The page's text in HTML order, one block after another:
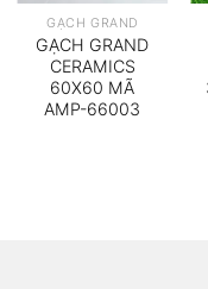
GẠCH GRAND
GẠCH GRAND
CERAMICS
60X60 MÃ
AMP-66003